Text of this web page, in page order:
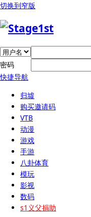
切换到窄版
密码
快捷导航
归墟
购买邀请码
VTB
动漫
游戏
手游
八卦体育
模玩
影视
数码
s1义父捐助